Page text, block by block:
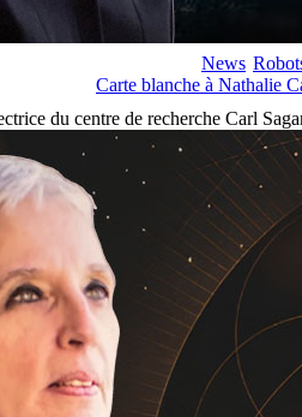
News
Carte blanche à Nathalie
du centre de recherche Carl